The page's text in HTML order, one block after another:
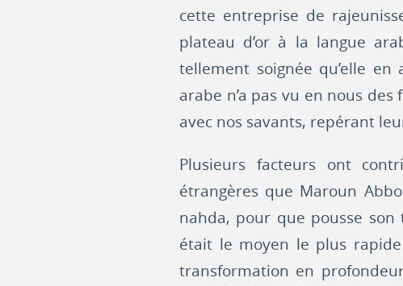
cette entreprise de
plateau d’or à la langue
tellement soignée qu’elle
arabe n’a pas vu en nous
avec nos savants, repérant
Plusieurs facteurs ont
étrangères que Maroun
nahda, pour que pousse son
était le moyen le plus
transformation en